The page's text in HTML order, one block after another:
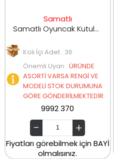
Samatlı
Samatlı Oyuncak Kutulu Aksesuarlı Model Bebek SK139/SK139B/SK139D
Koli İçi Adet : 36
Önemli Uyarı : ÜRÜNDE
ASORTİ VARSA RENGİ VE
MODELİ STOK DURUMUNA
GÖRE GÖNDERİLMEKTEDİR.
9992 370
Fiyatları görebilmek için BAYİ
olmalısınız.